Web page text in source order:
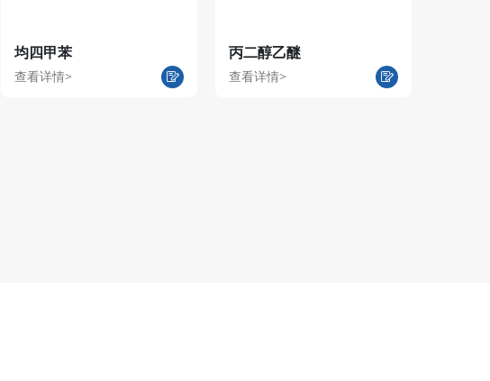
均四甲苯
查看详情>
丙二醇乙醚
查看详情>